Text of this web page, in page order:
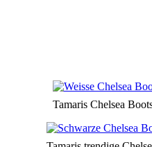
Tamaris Chelsea